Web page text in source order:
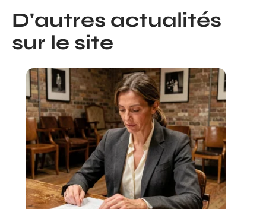
D'autres actualités
sur le site